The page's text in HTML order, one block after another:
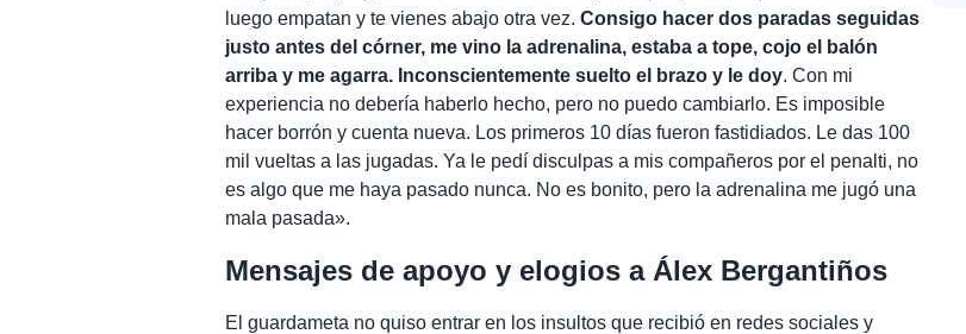
luego empatan y te vienes abajo otra vez.Consigo hacer dos paradas seguidas
justo antes del córner, me vino la adrenalina, estaba a tope, cojo el balón
arriba y me agarra. Inconscientemente suelto el brazo y le doy. Con mi
experiencia no debería haberlo hecho, pero no puedo cambiarlo. Es imposible
hacer borrón y cuenta nueva. Los primeros 10 días fueron fastidiados. Le das 100
mil vueltas a las jugadas. Ya le pedí disculpas a mis compañeros por el penalti, no
es algo que me haya pasado nunca. No es bonito, pero la adrenalina me jugó una
mala pasada».
Mensajes de apoyo y elogios a Álex Bergantiños
El guardameta no quiso entrar en los insultos que recibió en redes sociales y